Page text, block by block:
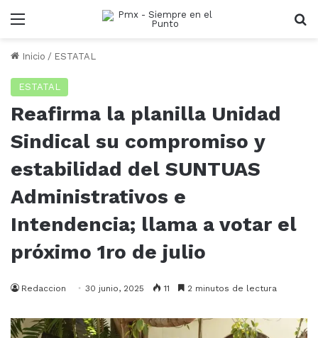
Menu
Inicio / ESTATAL
ESTATAL
Reafirma la planilla Unidad
Sindical su compromiso y
estabilidad del SUNTUAS
Administrativos e
Intendencia; llama a votar el
próximo 1ro de julio
Redaccion 30 junio, 2025 11 2 minutos de lectura